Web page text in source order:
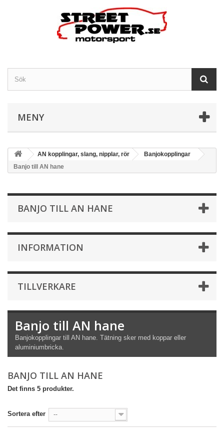
MENY
AN kopplingar, slang, nipplar, rör
Banjokopplingar
Banjo till AN hane
BANJO TILL AN HANE
INFORMATION
TILLVERKARE
Banjo till AN hane
Banjokopplingar till AN hane. Tätning sker med koppar eller
aluminiumbricka.
BANJO TILL AN HANE
Det finns 5 produkter.
Sortera efter --